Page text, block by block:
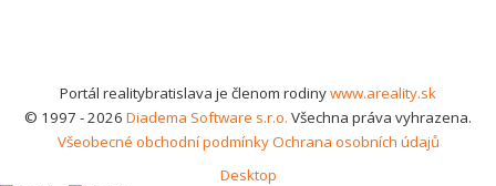
Portál realitybratislava je členom rodinywww.areality.sk
© 1997 - 2026 Diadema Software s.r.o. Všechna práva vyhrazena.
Všeobecné obchodní podmínkyOchrana osobních údajů
Desktop